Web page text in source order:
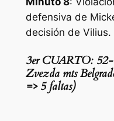
defensiva de
decisión de Vilius.
3er CUARTO:
Zvezda mts
=> 5 faltas)